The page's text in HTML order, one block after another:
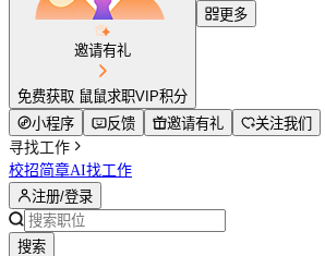
邀请有礼
免费获取 鼠鼠求职VIP积分
更多
小程序 反馈 邀请有礼
关注我们
寻找工作
校招简章AI找工作
注册/登录
搜索